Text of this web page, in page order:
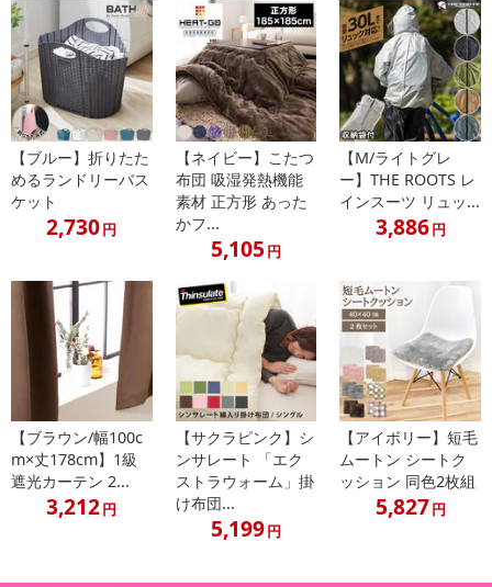
【ブルー】折りたた
めるランドリーバス
ケット
2,730円
【ネイビー】こたつ
布団 吸湿発熱機能
素材 正方形 あった
かフ...
5,105 円
【M/ライトグレ
ー】THE ROOTS レ
インスーツ リュッ...
3,886円
【ブラウン/幅100c
m×丈178cm】1級
遮光カーテン 2...
3,212円
【サクラピンク】シ
ンサレート 「エク
ストラウォーム」掛
け布団...
5,199円
【アイボリー】短毛
ムートン シートク
ッション 同色2枚組
5,827円